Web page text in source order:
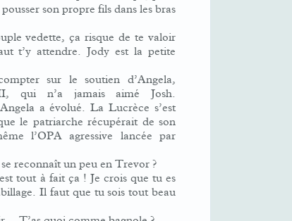
son propre fils dans les bras
vedette, ça risque de te valoir
t’y attendre. Jody est la petite
sur le soutien d’Angela,
qui n’a jamais aimé Josh.
a évolué. La Lucrèce s’est
le patriarche récupérait de son
l’OPA agressive lancée par
reconnaît un peu en Trevor ?
tout à fait ça ! Je crois que tu es
Il faut que tu sois tout beau